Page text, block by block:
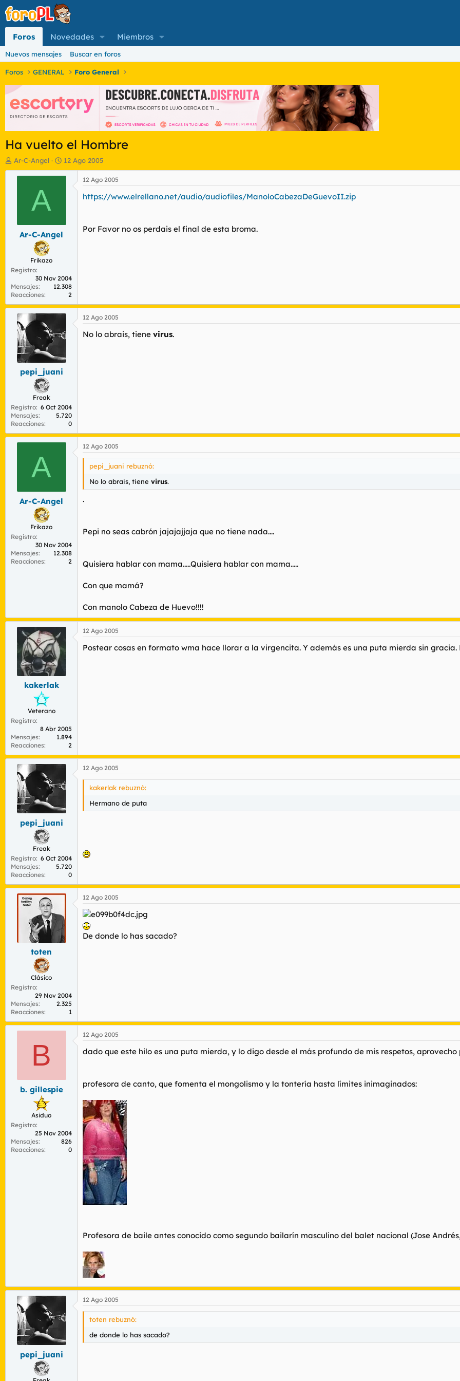
Foros Novedades Miembros
Nuevos mensajes Buscar en foros
Foros GENERAL Foro General
Ha vuelto el Hombre
I
n
o
t
m
a
Ar-C-Angel
F
e
c
i
12 Ago 2005
A
Ar-C-Angel
Frikazo
Registro
30 Nov 2004
Mensajes
12.308
Reacciones
2
12 Ago 2005
https://www.elrellano.net/audio/audiofiles/ManoloCabezaDeGuevoII.zip
Por Favor no os perdais el final de esta broma.
pepi_juani
Freak
Registro 6 Oct 2004
Mensajes
5.720
Reacciones
0
12 Ago 2005
No lo abrais, tiene virus.
A
Ar-C-Angel
Frikazo
Registro
30 Nov 2004
Mensajes
12.308
Reacciones
2
12 Ago 2005
pepi_juani rebuznó:
No lo abrais, tiene virus.
.
Pepi no seas cabrón jajajajjaja que no tiene nada....
Quisiera hablar con mama.....Quisiera hablar con mama.....
Con que mamá?
Con manolo Cabeza de Huevo!!!!
kakerlak
Veterano
Registro
8 Abr 2005
Mensajes
1.894
Reacciones
2
12 Ago 2005
Postear cosas en formato wma hace llorar a la virgencita. Y además es una puta mierda sin gracia.
pepi_juani
Freak
Registro 6 Oct 2004
Mensajes
5.720
Reacciones
0
12 Ago 2005
kakerlak rebuznó:
Hermano de puta
toten
Clásico
Registro
29 Nov 2004
Mensajes
2.325
Reacciones
1
12 Ago 2005
De donde lo has sacado?
B
b. gillespie
Asiduo
Registro
25 Nov 2004
Mensajes
826
Reacciones
0
12 Ago 2005
dado que este hilo es una puta mierda, y lo digo desde el más profundo de mis respetos, aprovecho
profesora de canto, que fomenta el mongolismo y la tontería hasta límites inimaginados:
Profesora de baile antes conocido como segundo bailarín masculino del balet nacional (Jose
pepi_juani
12 Ago 2005
toten rebuznó:
de donde lo has sacado?